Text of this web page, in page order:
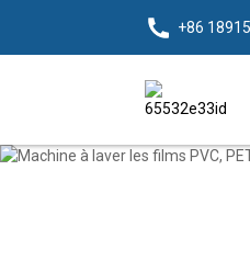
+86